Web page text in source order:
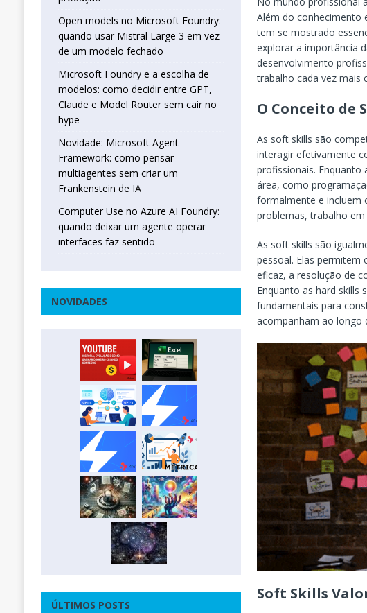
Além do conhecimento
tem se mostrado
explorar a importância
desenvolvimento
trabalho cada vez mais
O Conceito de
As soft skills são
interagir efetivamente
profissionais. Enquanto
área, como
formalmente e incluem
problemas, trabalho
As soft skills são
pessoal. Elas permitem
eficaz, a resolução de
Enquanto as hard skills
fundamentais para
acompanham ao longo
Soft Skills
Open models no Microsoft Foundry:
quando usar Mistral Large 3 em vez
de um modelo fechado
Microsoft Foundry e a escolha de
modelos: como decidir entre GPT,
Claude e Model Router sem cair no
hype
Novidade: Microsoft Agent
Framework: como pensar
multiagentes sem criar um
Frankenstein de IA
Computer Use no Azure AI Foundry:
quando deixar um agente operar
interfaces faz sentido
NOVIDADES
ÚLTIMOS POSTS